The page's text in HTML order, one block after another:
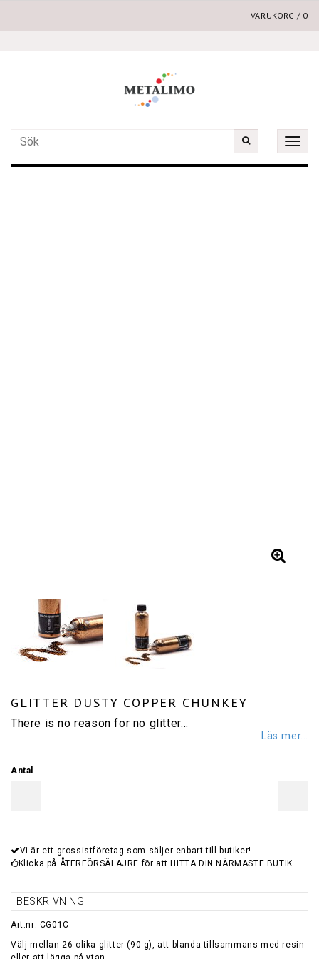
VARUKORG / 0
Toggle
GLITTER DUSTY COPPER CHUNKEY
There is no reason for no glitter…
Läs mer...
Antal
- +
Vi är ett grossistföretag som säljer enbart till butiker!
Klicka på ÅTERFÖRSÄLAJRE för att HITTA DIN NÄRMASTE BUTIK.
BESKRIVNING
Art.nr: CG01C
Välj mellan 26 olika glitter (90 g), att blanda tillsammans med resin